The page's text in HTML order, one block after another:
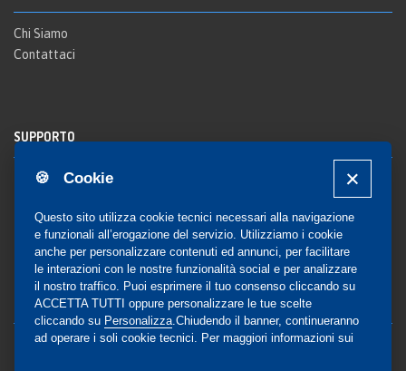
🍪 Cookie
Questo sito utilizza cookie tecnici necessari alla navigazione
e funzionali all’erogazione del servizio. Utilizziamo i cookie
anche per personalizzare contenuti ed annunci, per facilitare
le interazioni con le nostre funzionalità social e per analizzare
il nostro traffico. Puoi esprimere il tuo consenso cliccando su
ACCETTA TUTTI oppure personalizzare le tue scelte
cliccando su Personalizza .Chiudendo il banner, continueranno
ad operare i soli cookie tecnici. Per maggiori informazioni sui
Chi Siamo
Contattaci
SUPPORTO
Registrazione al sito
Notifica
COMMUNITY
Blog e Canali social